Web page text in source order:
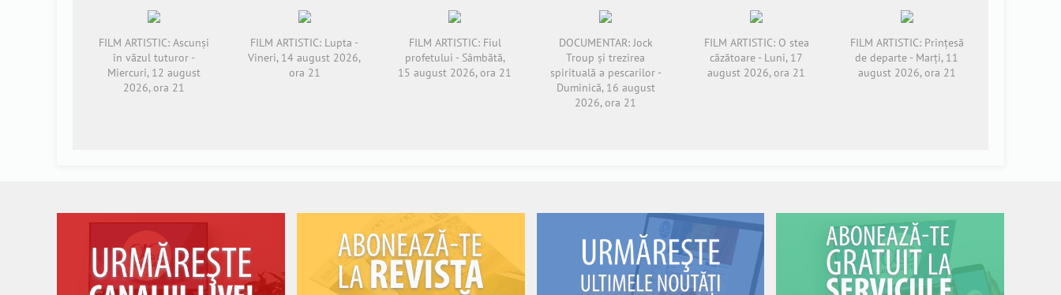
FILM ARTISTIC: Ascunși
în văzul tuturor -
Miercuri, 12 august
2026, ora 21
FILM ARTISTIC: Lupta -
Vineri, 14 august 2026,
ora 21
FILM ARTISTIC: Fiul
profetului - Sâmbătă,
15 august 2026, ora 21
DOCUMENTAR: Jock
Troup și trezirea
spirituală a pescarilor -
Duminică, 16 august
2026, ora 21
FILM ARTISTIC: O stea
căzătoare - Luni, 17
august 2026, ora 21
FILM ARTISTIC: Prințesă
de departe - Marți, 11
august 2026, ora 21